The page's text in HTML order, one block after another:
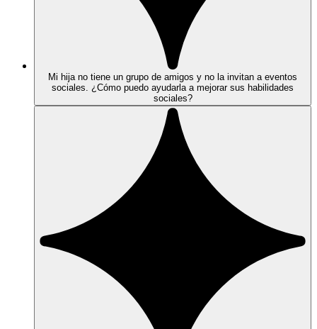
Mi hija no tiene un grupo de amigos y no la invitan a eventos
sociales. ¿Cómo puedo ayudarla a mejorar sus habilidades
sociales?